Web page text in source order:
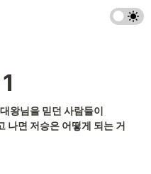
왕님을 믿던 사람들이
나면 저승은 어떻게 되는 거